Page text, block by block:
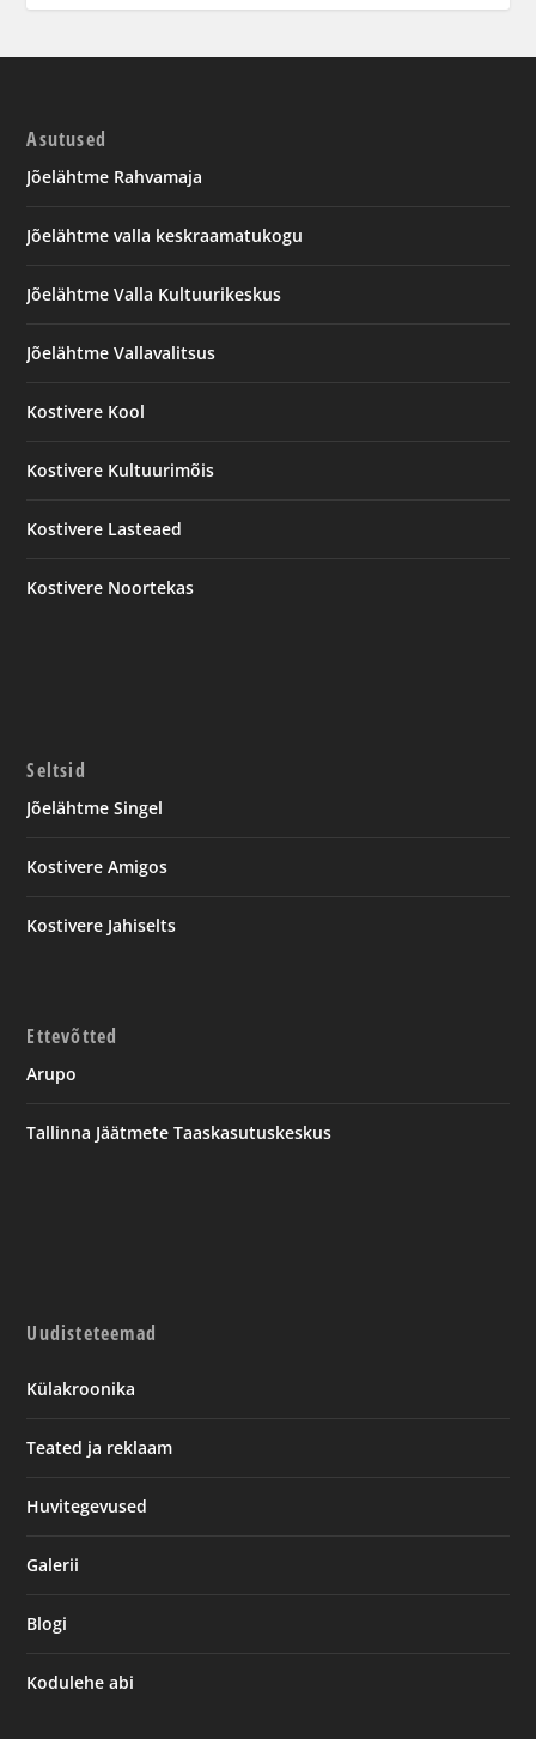
Asutused
Jõelähtme Rahvamaja
Jõelähtme valla keskraamatukogu
Jõelähtme Valla Kultuurikeskus
Jõelähtme Vallavalitsus
Kostivere Kool
Kostivere Kultuurimõis
Kostivere Lasteaed
Kostivere Noortekas
Seltsid
Jõelähtme Singel
Kostivere Amigos
Kostivere Jahiselts
Ettevõtted
Arupo
Tallinna Jäätmete Taaskasutuskeskus
Uudisteteemad
Külakroonika
Teated ja reklaam
Huvitegevused
Galerii
Blogi
Kodulehe abi